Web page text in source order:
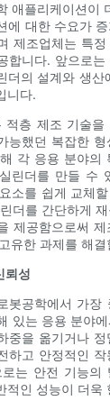
애플리케이션이
에 대한 수요가
제조업체는 특
합니다. 앞으로
더의 설계와 생
니다.
적층 제조 기술
능했던 복잡한
각 응용 분야의
린더를 만들 수
소를 쉽게 교체
더를 간단하게
제공함으로써
유한 과제를 해
뢰성
봇공학에서 가장
있는 응용 분야
중을 옮기거나
하고 안정적인
는 안전 기능의
적인 성능이 더욱